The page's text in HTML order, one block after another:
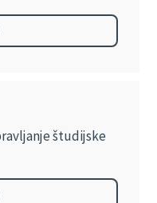
študijske